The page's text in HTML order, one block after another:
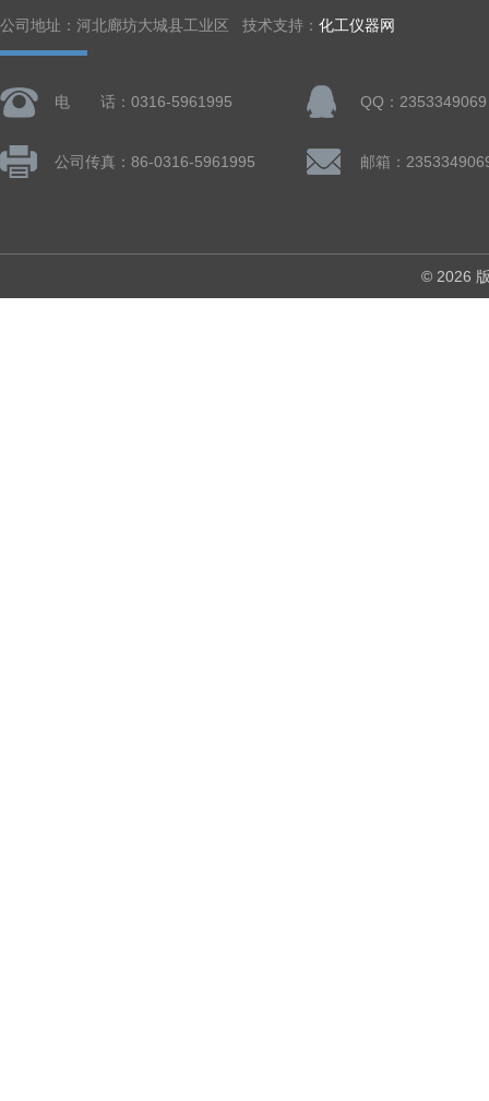
公司地址：河北廊坊大城县工业区 技术支持： 化工仪器网
电 话：0316-5961995 QQ：2353349069
公司传真：86-0316-5961995 邮箱：
© 2026